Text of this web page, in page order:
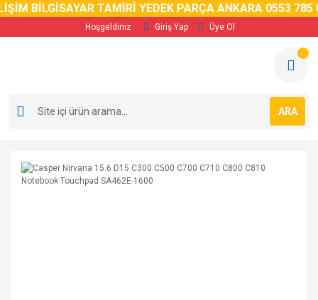
BİLGİSAYAR TAMİRİ YEDEK PARÇA ANKARA 0553 785 02
Hoşgeldiniz Giriş Yap Üye Ol
ARA